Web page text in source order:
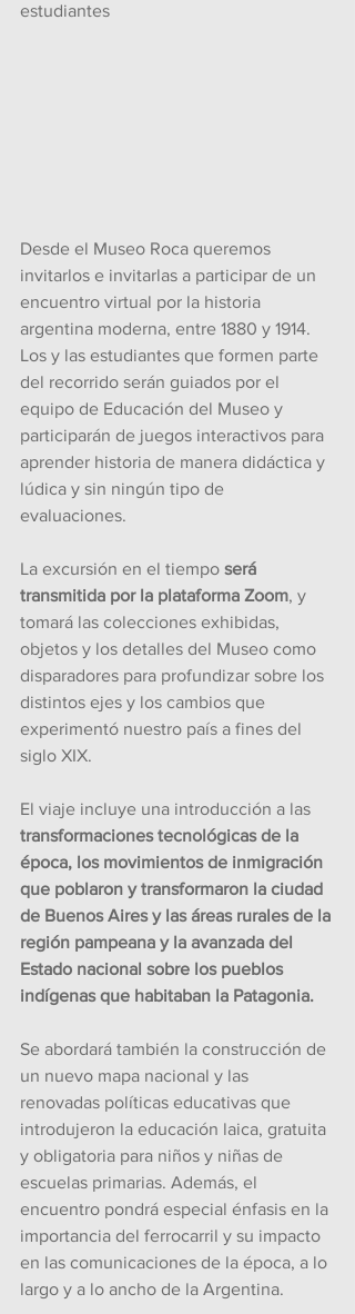
estudiantes
Desde el Museo Roca queremos
invitarlos e invitarlas a participar de un
encuentro virtual por la historia
argentina moderna, entre 1880 y 1914.
Los y las estudiantes que formen parte
del recorrido serán guiados por el
equipo de Educación del Museo y
participarán de juegos interactivos para
aprender historia de manera didáctica y
lúdica y sin ningún tipo de
evaluaciones.
La excursión en el tiempo será
transmitida por la plataforma Zoom, y
tomará las colecciones exhibidas,
objetos y los detalles del Museo como
disparadores para profundizar sobre los
distintos ejes y los cambios que
experimentó nuestro país a fines del
siglo XIX.
El viaje incluye una introducción a las
transformaciones tecnológicas de la
época, los movimientos de inmigración
que poblaron y transformaron la ciudad
de Buenos Aires y las áreas rurales de la
región pampeana y la avanzada del
Estado nacional sobre los pueblos
indígenas que habitaban la Patagonia.
Se abordará también la construcción de
un nuevo mapa nacional y las
renovadas políticas educativas que
introdujeron la educación laica, gratuita
y obligatoria para niños y niñas de
escuelas primarias. Además, el
encuentro pondrá especial énfasis en la
importancia del ferrocarril y su impacto
en las comunicaciones de la época, a lo
largo y a lo ancho de la Argentina.